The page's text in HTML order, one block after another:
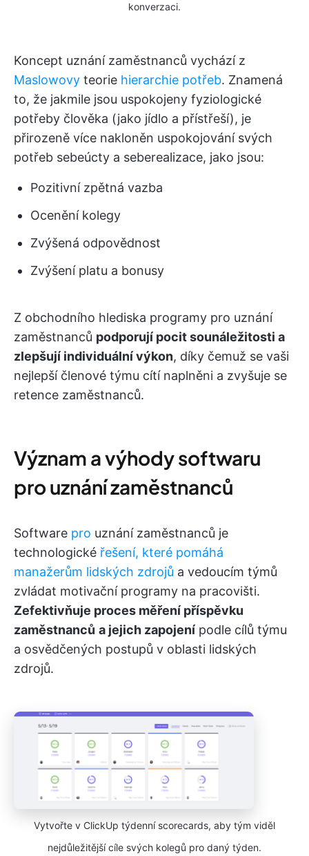
konverzaci.
Koncept uznání zaměstnanců vychází z
Maslowovy teorie hierarchie potřeb. Znamená
to, že jakmile jsou uspokojeny fyziologické
potřeby člověka (jako jídlo a přístřeší), je
přirozeně více nakloněn uspokojování svých
potřeb sebeúcty a seberealizace, jako jsou:
Pozitivní zpětná vazba
Ocenění kolegy
Zvýšená odpovědnost
Zvýšení platu a bonusy
Z obchodního hlediska programy pro uznání
zaměstnanců podporují pocit sounáležitosti a
zlepšují individuální výkon, díky čemuž se vaši
nejlepší členové týmu cítí naplněni a zvyšuje se
retence zaměstnanců.
Význam a výhody softwaru
pro uznání zaměstnanců
Software pro uznání zaměstnanců je
technologické řešení, které pomáhá
manažerům lidských zdrojů a vedoucím týmů
zvládat motivační programy na pracovišti.
Zefektivňuje proces měření příspěvku
zaměstnanců a jejich zapojení podle cílů týmu
a osvědčených postupů v oblasti lidských
zdrojů.
Vytvořte v ClickUp týdenní scorecards, aby tým viděl
nejdůležitější cíle svých kolegů pro daný týden.